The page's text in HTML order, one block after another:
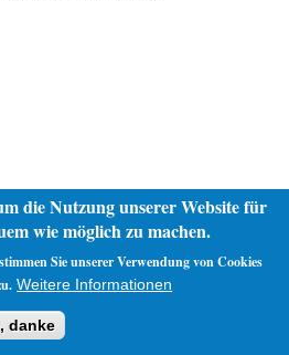
die Nutzung unserer Website für
wie möglich zu machen.
Sie unserer Verwendung von Cookies
Weitere Informationen
danke